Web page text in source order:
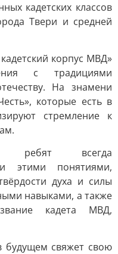
кадетских классов
Твери и средней
корпус МВД»
с традициями
На знамени
которые есть в
стремление к
ребят всегда
этими понятиями,
духа и силы
навыками, а также
кадета МВД,
будущем свяжет свою